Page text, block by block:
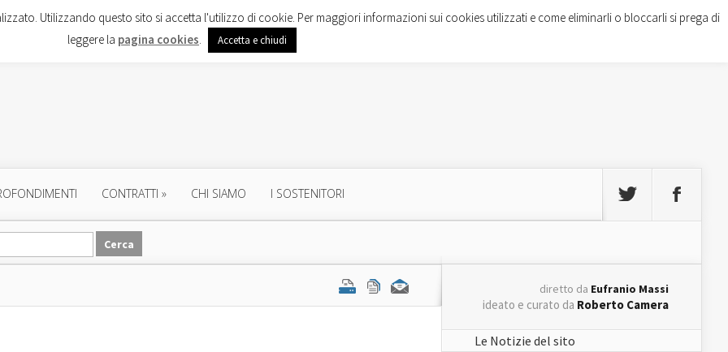
CONTRATTI » CHI SIAMO I SOSTENITORI
diretto da Eufranio Massi
ideato e curato da Roberto Camera
Le Notizie del sito
Utilizzando questo sito si accetta l'utilizzo di cookie. Per maggiori informazioni sui cookies utilizzati e come eliminarli o bloccarli si prega di
leggere la pagina cookies. Accetta e chiudi